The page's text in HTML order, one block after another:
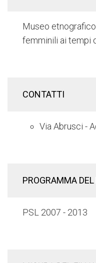
Museo
femminili ai tempi
CONTATTI
Via Abrusci -
PROGRAMMA
PSL 2007 - 2013